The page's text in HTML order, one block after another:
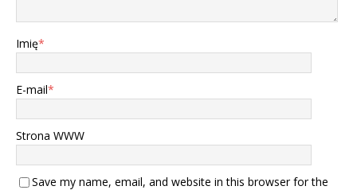
Imię*
E-mail*
Strona WWW
Save my name, email, and website in this browser for the